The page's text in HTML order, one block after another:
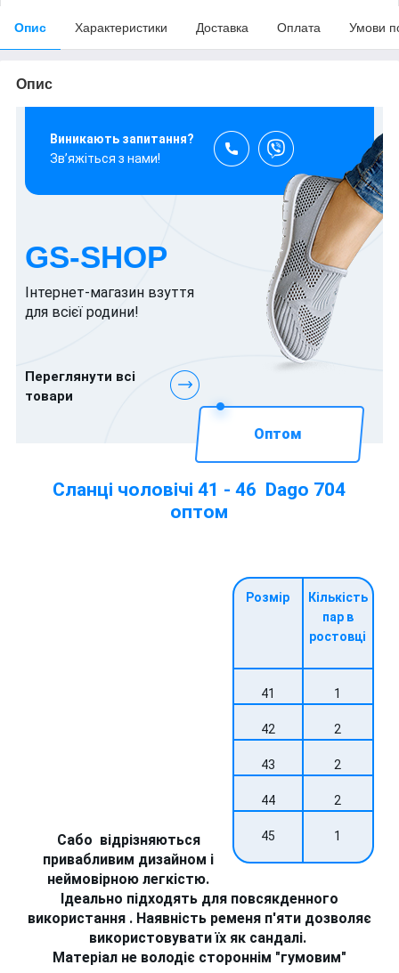
Опис Характеристики Доставка Оплата Умови
Опис
Виникають запитання?
Зв’яжіться з нами!
GS-SHOP
Інтернет-магазин взуття
для всієї родини!
Переглянути всі
товари
Оптом
Сланці чоловічі 41 - 46 Dago 704
оптом
Розмір
41
42
43
44
45
Кількість
пар в
ростовці
1
2
2
2
1
Сабо відрізняються
привабливим дизайном і
неймовірною легкістю.
Ідеально підходять для повсякденного
використання . Наявність ременя п'яти дозволяє
використовувати їх як сандалі.
Матеріал не володіє стороннім "гумовим"